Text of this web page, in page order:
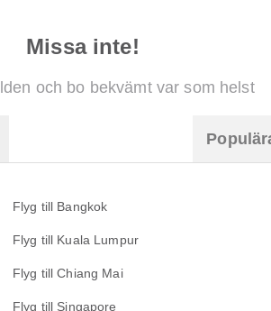
Missa inte!
och bo bekvämt var som helst
Flyg till Bangkok
Flyg till Kuala Lumpur
Flyg till Chiang Mai
Flyg till Singapore